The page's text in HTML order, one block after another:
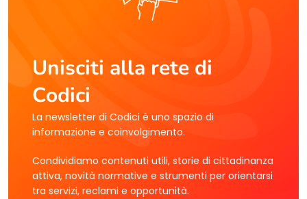
Unisciti alla rete di
Codici
La newsletter di Codici è uno spazio di
informazione e coinvolgimento.
Condividiamo contenuti utili, storie di cittadinanza
attiva, novità normative e strumenti per orientarsi
tra servizi, reclami e opportunità.